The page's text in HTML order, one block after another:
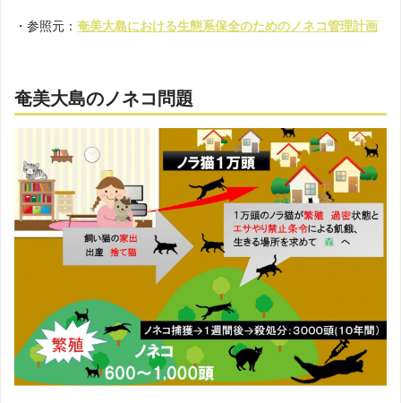
・参照元： 奄美大島における生態系保全のためのノネコ管理計画
奄美大島のノネコ問題